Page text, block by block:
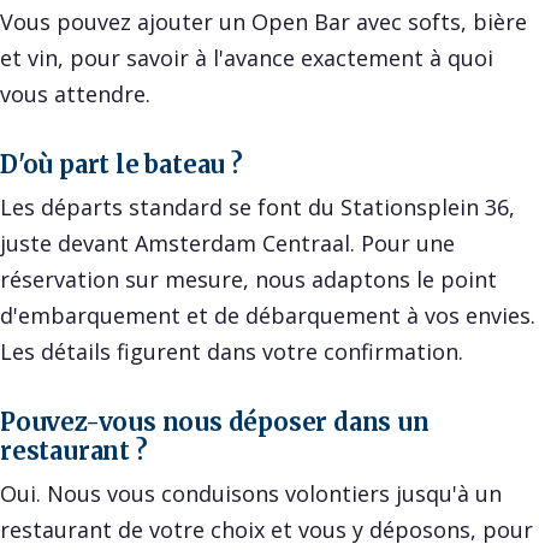
Vous pouvez ajouter un Open Bar avec softs, bière
et vin, pour savoir à l'avance exactement à quoi
vous attendre.
D'où part le bateau ?
Les départs standard se font du Stationsplein 36,
juste devant Amsterdam Centraal. Pour une
réservation sur mesure, nous adaptons le point
d'embarquement et de débarquement à vos envies.
Les détails figurent dans votre confirmation.
Pouvez-vous nous déposer dans un
restaurant ?
Oui. Nous vous conduisons volontiers jusqu'à un
restaurant de votre choix et vous y déposons, pour